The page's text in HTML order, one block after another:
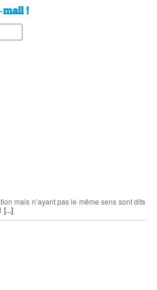
!
mais n’ayant pas le même sens sont dits
[...]